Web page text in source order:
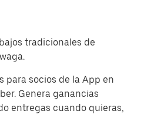
tradicionales de
para socios de la App en
Genera ganancias
entregas cuando quieras,